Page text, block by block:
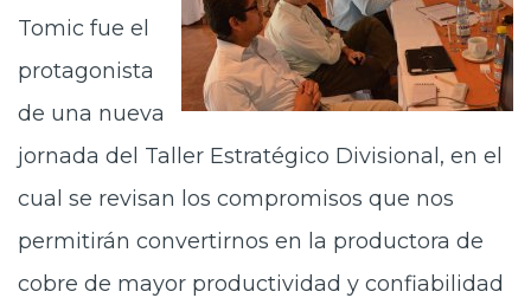
Tomic fue el
protagonista
de una nueva
jornada del Taller Estratégico Divisional, en el
cual se revisan los compromisos que nos
permitirán convertirnos en la productora de
cobre de mayor productividad y confiabilidad